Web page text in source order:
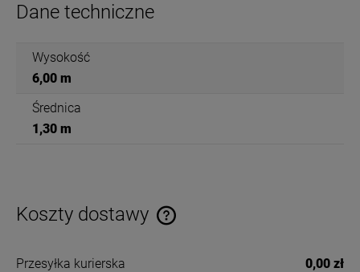
Dane techniczne
Wysokość
6,00 m
Średnica
1,30 m
Koszty dostawy
Cena nie zawiera ewentualnych kosztów płatności
Przesyłka kurierska 0,00 zł